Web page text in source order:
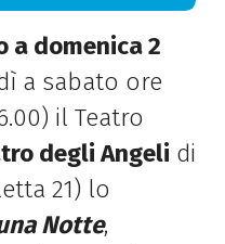
a domenica 2
a sabato ore
il Teatro
degli Angeli di
21) lo
Notte,